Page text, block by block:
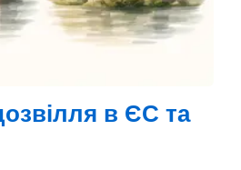
в ЄС та